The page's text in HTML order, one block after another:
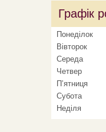
Графік
Понеділок
Вівторок
Середа
Четвер
Пʼятниця
Субота
Неділя